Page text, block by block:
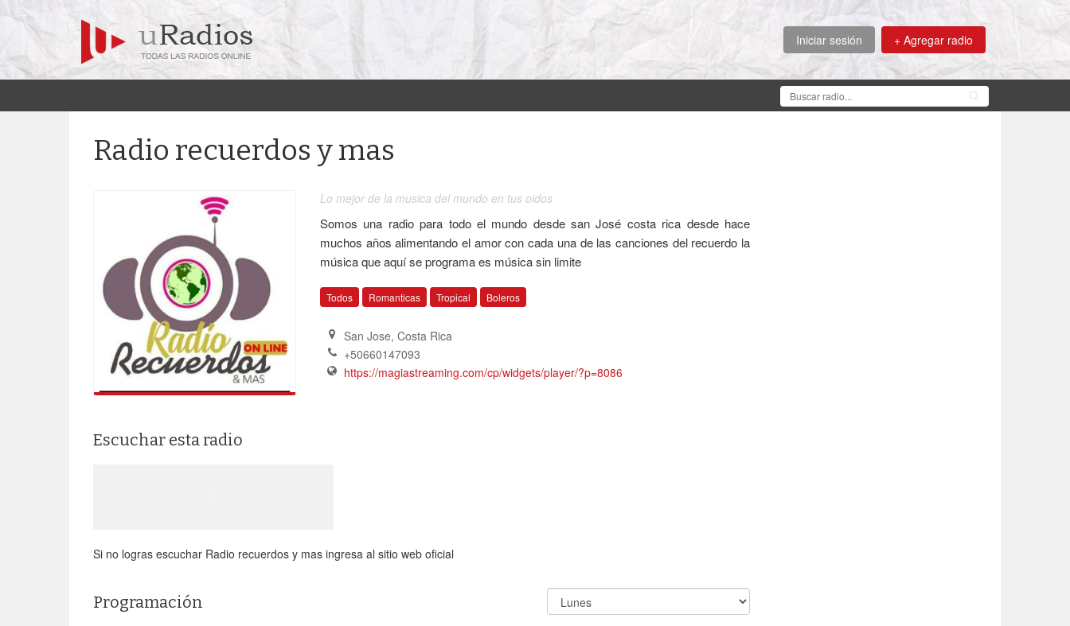
Iniciar sesión + Agregar radio
Radio recuerdos y mas
Lo mejor de la musica del mundo en tus oidos
Somos una radio para todo el mundo desde san José costa rica desde hace
muchos años alimentando el amor con cada una de las canciones del recuerdo la
música que aquí se programa es música sin limite
Todos Romanticas Tropical Boleros
San Jose, Costa Rica
+50660147093
https://magiastreaming.com/cp/widgets/player/?p=8086
Escuchar esta radio
Si no logras escuchar Radio recuerdos y mas ingresa al sitio web oficial
Programación